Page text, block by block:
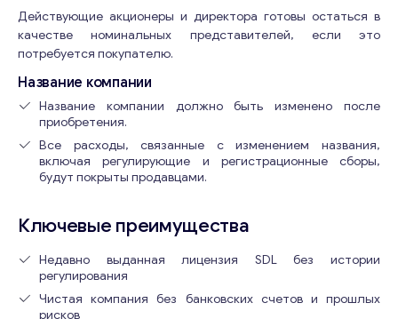
Действующие акционеры и директора готовы остаться в
качестве номинальных представителей, если это
потребуется покупателю.
Название компании
Название компании должно быть изменено после
приобретения.
Все расходы, связанные с изменением названия,
включая регулирующие и регистрационные сборы,
будут покрыты продавцами.
Ключевые преимущества
Недавно выданная лицензия SDL без истории
регулирования
Чистая компания без банковских счетов и прошлых
рисков